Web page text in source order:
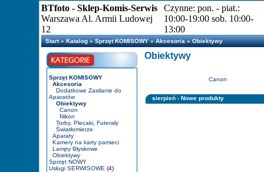
BTfoto - Sklep-Komis-Serwis
Warszawa Al. Armii Ludowej
12
Czynne: pon. - piat.:
10:00-19:00 sob. 10:00-
13:00
Start»Katalog»Sprzęt KOMISOWY»Akcesoria»Obiektywy
Sprzęt KOMISOWY
Akcesoria
Dodatkowe Zasilanie do
Aparatów
Obiektywy
Canon
Nikon
Torby, Plecaki, Futerały
Światłomierze
Aparaty
Kamery na karty pamieci
Lampy Błyskowe
Obiektywy
Sprzęt NOWY
Usługi SERWISOWE (4)
Obiektywy
Canon
sierpień - Nowe produkty